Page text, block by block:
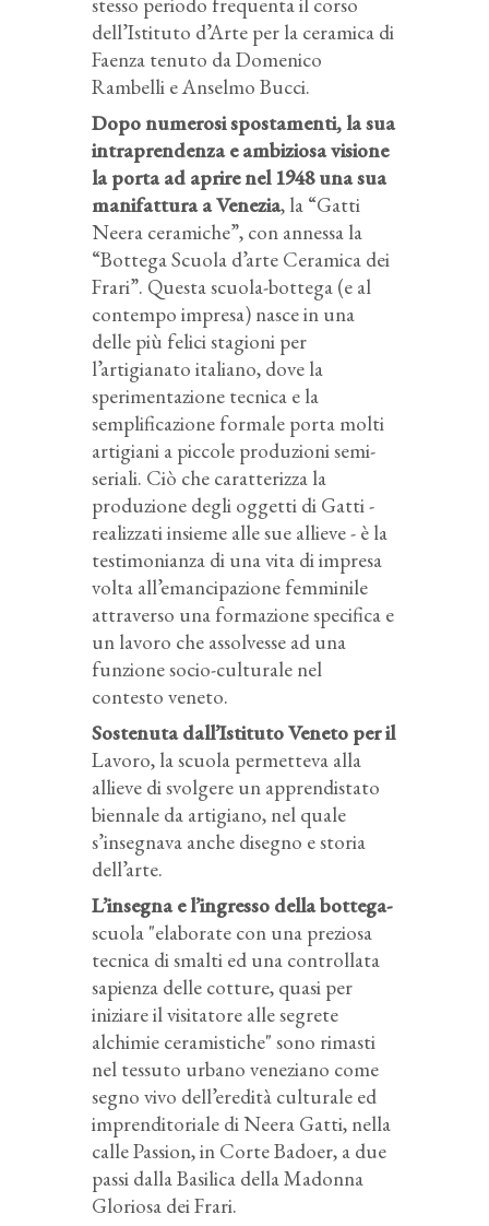
dell’Istituto d’Arte per la ceramica di
Faenza tenuto da Domenico
Rambelli e Anselmo Bucci.
Dopo numerosi spostamenti, la sua
intraprendenza e ambiziosa visione
la porta ad aprire nel 1948 una sua
manifattura a Venezia, la “Gatti
Neera ceramiche”, con annessa la
“Bottega Scuola d’arte Ceramica dei
Frari”. Questa scuola-bottega (e al
contempo impresa) nasce in una
delle più felici stagioni per
l’artigianato italiano, dove la
sperimentazione tecnica e la
semplificazione formale porta molti
artigiani a piccole produzioni semi-
seriali. Ciò che caratterizza la
produzione degli oggetti di Gatti -
realizzati insieme alle sue allieve - è la
testimonianza di una vita di impresa
volta all’emancipazione femminile
attraverso una formazione specifica e
un lavoro che assolvesse ad una
funzione socio-culturale nel
contesto veneto.
Sostenuta dall’Istituto Veneto per il
Lavoro, la scuola permetteva alla
allieve di svolgere un apprendistato
biennale da artigiano, nel quale
s’insegnava anche disegno e storia
dell’arte.
L’insegna e l’ingresso della bottega-
scuola "elaborate con una preziosa
tecnica di smalti ed una controllata
sapienza delle cotture, quasi per
iniziare il visitatore alle segrete
alchimie ceramistiche" sono rimasti
nel tessuto urbano veneziano come
segno vivo dell’eredità culturale ed
imprenditoriale di Neera Gatti, nella
calle Passion, in Corte Badoer, a due
passi dalla Basilica della Madonna
Gloriosa dei Frari.